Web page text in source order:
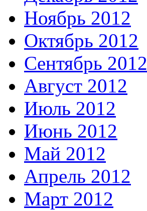
Ноябрь 2012
Октябрь 2012
Сентябрь 2012
Август 2012
Июль 2012
Июнь 2012
Май 2012
Апрель 2012
Март 2012